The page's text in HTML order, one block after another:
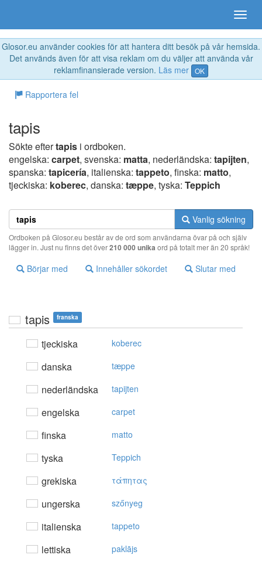
Glosor.eu använder cookies för att hantera ditt besök på vår hemsida.
Det används även för att visa reklam om du väljer att använda vår
reklamfinansierade version. Läs mer OK
Rapportera fel
tapis
Sökte eftertapis i ordboken.
engelska: carpet, svenska: matta, nederländska: tapijten,
spanska: tapicería, italienska: tappeto, finska: matto,
tjeckiska: koberec, danska: tæppe, tyska: Teppich
Vanlig sökning
Ordboken på Glosor.eu består av de ord som användarna övar på och själv
lägger in. Just nu finns det över210 000 unika ord på totalt mer än 20 språk!
Börjar med Innehåller sökordet Slutar med
tapis franska
tjeckiska koberec
danska tæppe
nederländska tapijten
engelska carpet
finska matto
tyska Teppich
grekiska τάπητας
ungerska szőnyeg
italienska tappeto
lettiska paklājs